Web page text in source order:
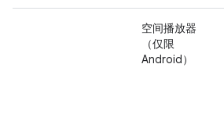
空间播放器
（仅限
Android）